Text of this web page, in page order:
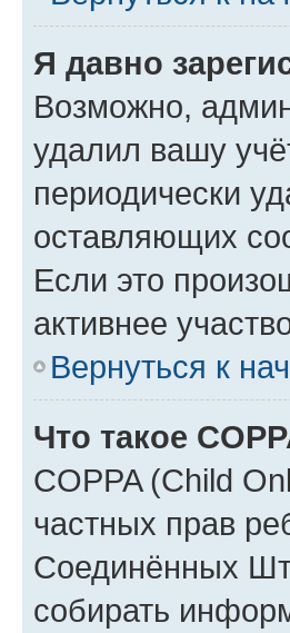
Я давно
Возможно,
удалил вашу
периодически
оставляющих
Если это
активнее
Вернуться к
Что такое
COPPA (Child
частных прав
Соединённых
собирать